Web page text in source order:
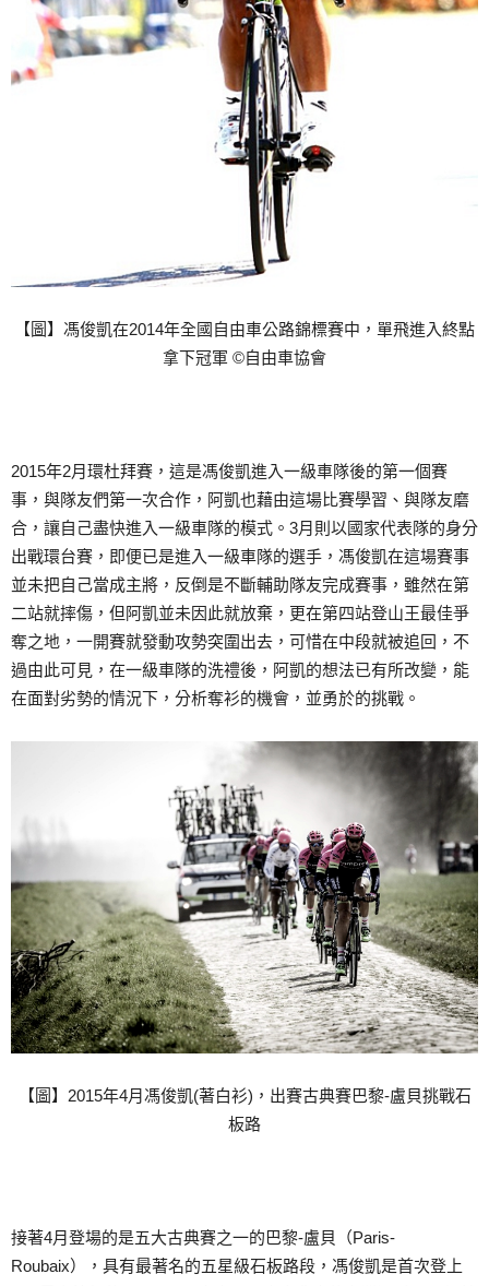
【圖】馮俊凱在2014年全國自由車公路錦標賽中，單飛進入終點
拿下冠軍 ©自由車協會
2015年2月環杜拜賽，這是馮俊凱進入一級車隊後的第一個賽
事，與隊友們第一次合作，阿凱也藉由這場比賽學習、與隊友磨
合，讓自己盡快進入一級車隊的模式。3月則以國家代表隊的身分
出戰環台賽，即便已是進入一級車隊的選手，馮俊凱在這場賽事
並未把自己當成主將，反倒是不斷輔助隊友完成賽事，雖然在第
二站就摔傷，但阿凱並未因此就放棄，更在第四站登山王最佳爭
奪之地，一開賽就發動攻勢突圍出去，可惜在中段就被追回，不
過由此可見，在一級車隊的洗禮後，阿凱的想法已有所改變，能
在面對劣勢的情況下，分析奪衫的機會，並勇於的挑戰。
【圖】2015年4月馮俊凱(著白衫)，出賽古典賽巴黎-盧貝挑戰石
板路
接著4月登場的是五大古典賽之一的巴黎-盧貝（Paris-
Roubaix），具有最著名的五星級石板路段，馮俊凱是首次登上